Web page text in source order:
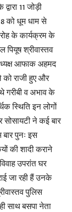
11 जोड़ी
को धूम धाम से
के कार्यक्रम के
पियूष श्रीवास्तव
आफाक अहमद
राजी हुए और
गरीबी व अभाव के
स्थिति इन लोगों
ने कई बार
पुनः इस
की शादी कराने
उपरांत घर
जा रही हैं उनके
पुलिस
साथ बसपा नेता